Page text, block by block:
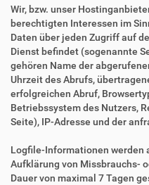
Wir, bzw. unser
berechtigten Interessen im
Daten über jeden Zugriff auf
Dienst befindet (sogenannte
gehören Name der
Uhrzeit des Abrufs,
erfolgreichen Abruf,
Betriebssystem des Nutzers,
Seite), IP-Adresse und der
Logfile-Informationen werden
Aufklärung von Missbrauchs-
Dauer von maximal 7 Tagen